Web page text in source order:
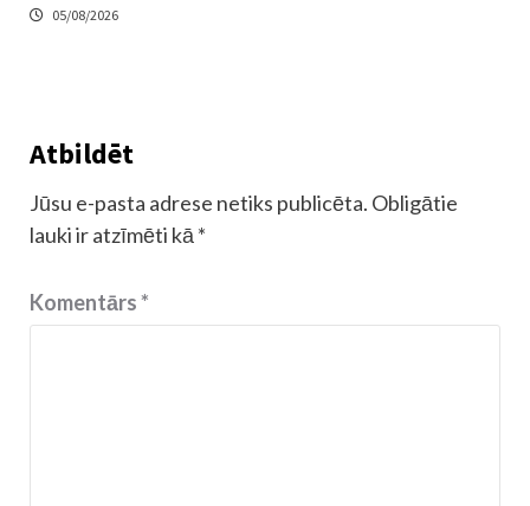
05/08/2026
Atbildēt
Jūsu e-pasta adrese netiks publicēta. Obligātie
lauki ir atzīmēti kā *
Komentārs*